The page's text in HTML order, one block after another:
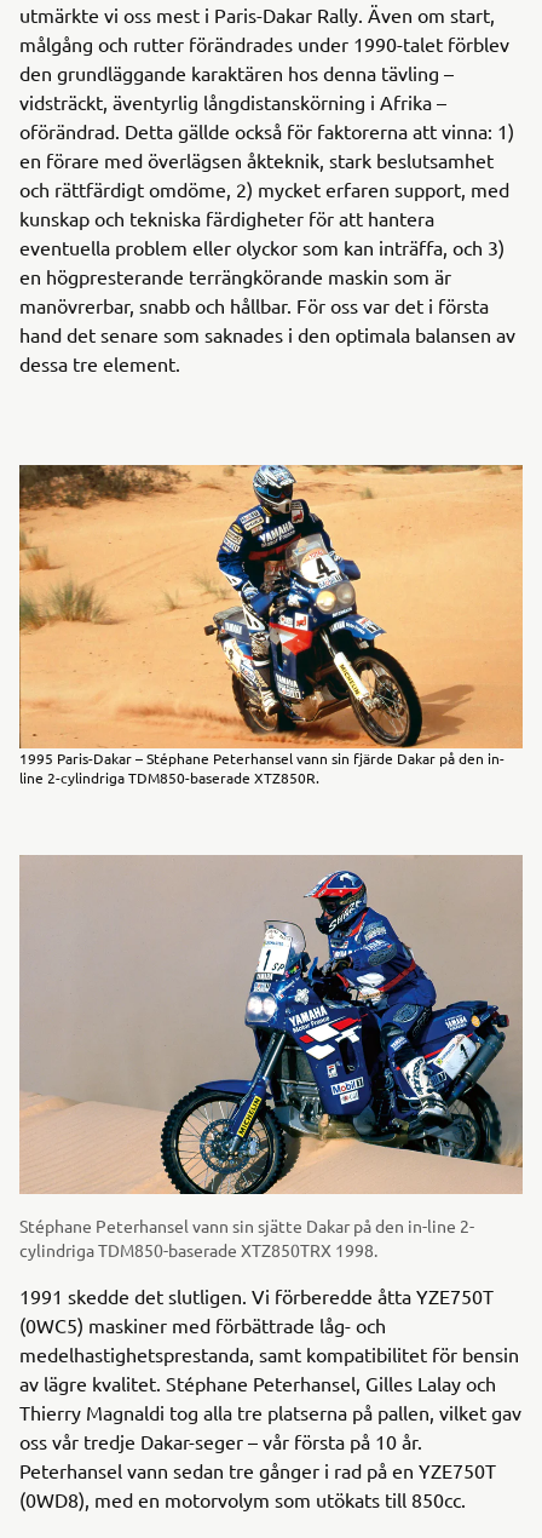
utmärkte vi oss mest i Paris-Dakar Rally. Även om start,
målgång och rutter förändrades under 1990-talet förblev
den grundläggande karaktären hos denna tävling –
vidsträckt, äventyrlig långdistanskörning i Afrika –
oförändrad. Detta gällde också för faktorerna att vinna: 1)
en förare med överlägsen åkteknik, stark beslutsamhet
och rättfärdigt omdöme, 2) mycket erfaren support, med
kunskap och tekniska färdigheter för att hantera
eventuella problem eller olyckor som kan inträffa, och 3)
en högpresterande terrängkörande maskin som är
manövrerbar, snabb och hållbar. För oss var det i första
hand det senare som saknades i den optimala balansen av
dessa tre element.
1995 Paris-Dakar – Stéphane Peterhansel vann sin fjärde Dakar på den in-
line 2-cylindriga TDM850-baserade XTZ850R.
Stéphane Peterhansel vann sin sjätte Dakar på den in-line 2-
cylindriga TDM850-baserade XTZ850TRX 1998.
1991 skedde det slutligen. Vi förberedde åtta YZE750T
(0WC5) maskiner med förbättrade låg- och
medelhastighetsprestanda, samt kompatibilitet för bensin
av lägre kvalitet. Stéphane Peterhansel, Gilles Lalay och
Thierry Magnaldi tog alla tre platserna på pallen, vilket gav
oss vår tredje Dakar-seger – vår första på 10 år.
Peterhansel vann sedan tre gånger i rad på en YZE750T
(0WD8), med en motorvolym som utökats till 850cc.